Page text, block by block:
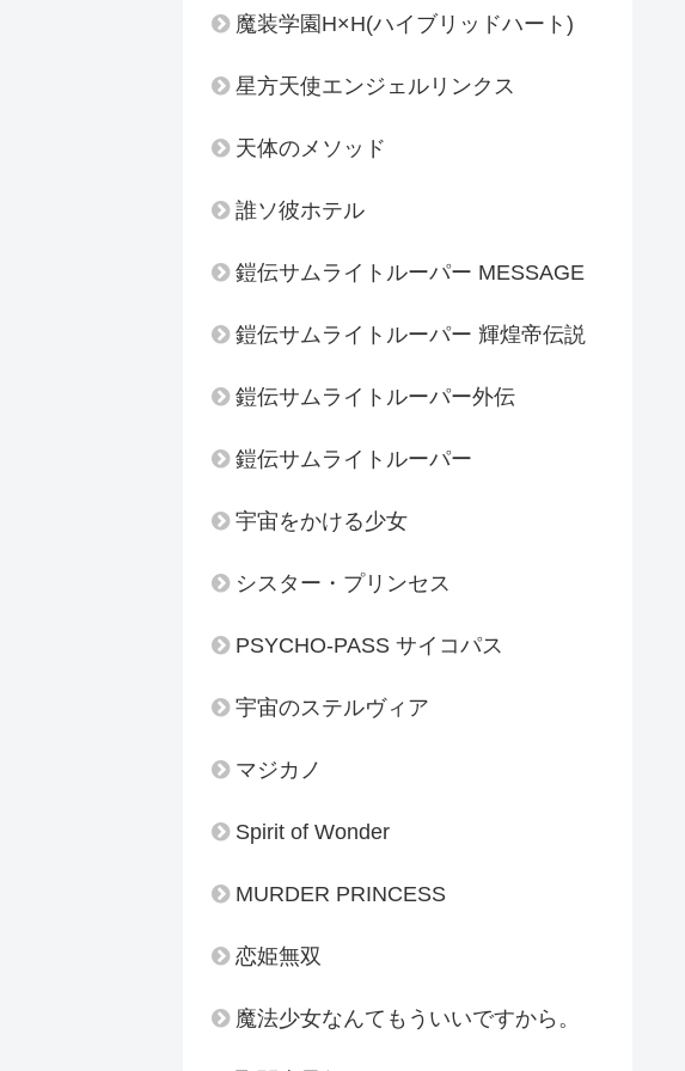
魔装学園H×H(ハイブリッドハート)
星方天使エンジェルリンクス
天体のメソッド
誰ソ彼ホテル
鎧伝サムライトルーパー MESSAGE
鎧伝サムライトルーパー 輝煌帝伝説
鎧伝サムライトルーパー外伝
鎧伝サムライトルーパー
宇宙をかける少女
シスター・プリンセス
PSYCHO-PASS サイコパス
宇宙のステルヴィア
マジカノ
Spirit of Wonder
MURDER PRINCESS
恋姫無双
魔法少女なんてもういいですから。